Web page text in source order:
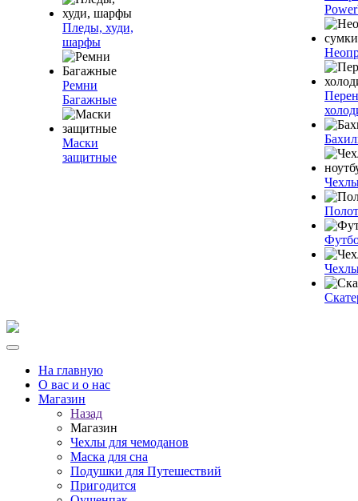
Пледы, худи,
шарфы
Ремни
Багажные
Маски
защитные
На главную
О вас и о нас
Магазин
Назад
Магазин
Чехлы для чемоданов
Маска для сна
Подушки для Путешествий
Пригодится